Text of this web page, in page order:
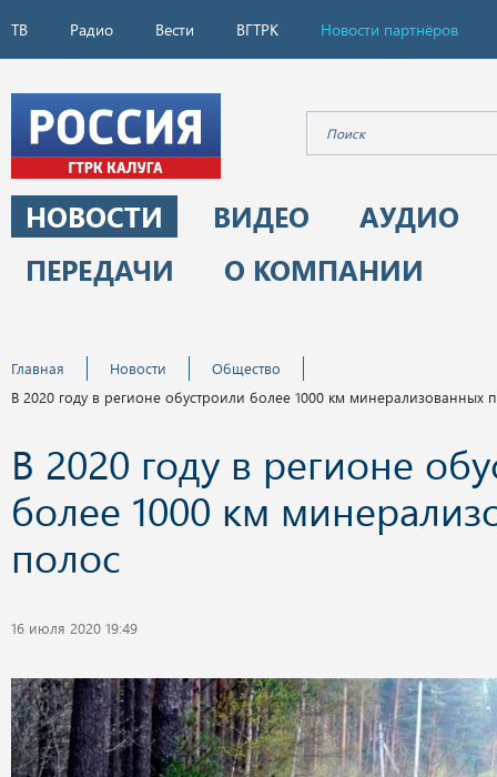
ТВ Радио Вести ВГТРК Новости партнёров
НОВОСТИ ВИДЕО
АУДИО
ПЕРЕДАЧИ
О КОМПАНИИ
Главная Новости
Общество
В 2020 году в регионе обустроили более 1000 км минерализованных
В 2020 году в регионе
более 1000 км
полос
16 июля 2020 19:49